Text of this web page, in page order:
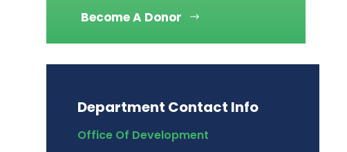
Become A Donor
Department Contact Info
Office Of Development